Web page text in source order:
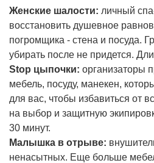
Женские шалости: личный
восстановить душевное
погромщика - стена и посуда.
убирать после не придется.
Stop цыпочки: организаторы
мебель, посуду, манекен,
для вас, чтобы избавиться от
на выбор и защитную
30 минут.
Малышка в отрыве:
ненасытных. Еще больше